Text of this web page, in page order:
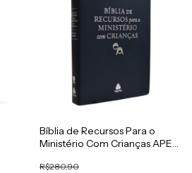
Bíblia de Recursos Para o
Ministério Com Crianças APEC
R$280,90